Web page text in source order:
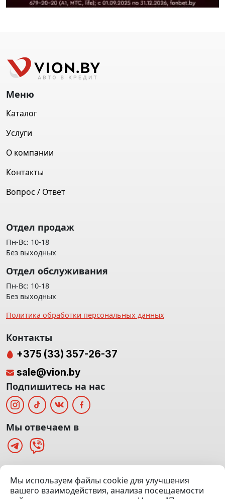
(Офис: 5 этаж | Осмотр авто: 5 этаж)
Меню
Каталог
Услуги
О компании
Контакты
Вопрос / Ответ
Отдел продаж
Пн-Вс: 10-18
Без выходных
Отдел обслуживания
Пн-Вс: 10-18
Без выходных
Политика обработки персональных данных
Мы используем файлы cookie для улучшения
вашего взаимодействия, анализа посещаемости
Контакты
+375 (33) 357-26-37
sale@vion.by
Подпишитесь на нас
Мы отвечаем в